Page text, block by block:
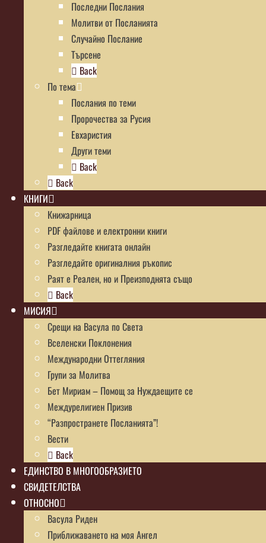
Последни Послания
Молитви от Посланията
Случайно Послание
Търсене
Back
По тема
Послания по теми
Пророчества за Русия
Евхаристия
Други теми
Back
Back
КНИГИ
Книжарница
PDF файлове и електронни книги
Разгледайте книгата онлайн
Разгледайте оригиналния ръкопис
Раят е Реален, но и Преизподнята също
Back
МИСИЯ
Срещи на Васула по Света
Вселенски Поклонения
Международни Оттегляния
Групи за Молитва
Бет Мириам – Помощ за Нуждаещите се
Междурелигиен Призив
“Разпространете Посланията”!
Вести
Back
ЕДИНСТВО В МНОГООБРАЗИЕТО
СВИДЕТЕЛСТВА
ОТНОСНО
Васула Риден
Приближаването на моя Ангел